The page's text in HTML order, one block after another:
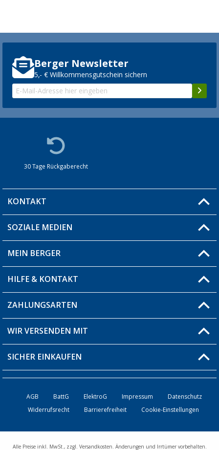
Berger Newsletter
5,- € Willkommensgutschein sichern
30 Tage Rückgaberecht
KONTAKT
Du hast eine Frage?
Filiale finden
SOZIALE MEDIEN
MEIN BERGER
Blog
Produkttester
Über uns
HILFE & KONTAKT
Fragen & Antworten / FAQ
Versandinformationen
Bestellstatus
Kontakt
ZAHLUNGSARTEN
WIR VERSENDEN MIT
SICHER EINKAUFEN
AGB BattG ElektroG Impressum
Datenschutz
Widerrufsrecht
Barrierefreiheit Cookie-Einstellungen
Alle Preise inkl. MwSt., zzgl. Versandkosten. Änderungen und Irrtümer vorbehalten.